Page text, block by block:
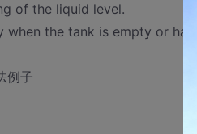
of the liquid level.
when the tank is empty or has
例子